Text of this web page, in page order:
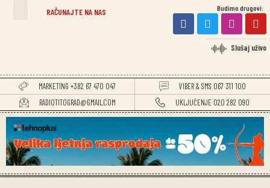
RAČUNAJTE NA NAS Budimo drugovi:
Slušaj uživo
MARKETING +382 67 470 047
VIBER & SMS 067 311 100
RADIOTITOGRAD@GMAIL.COM
UKLJUČENJE 020 282 090